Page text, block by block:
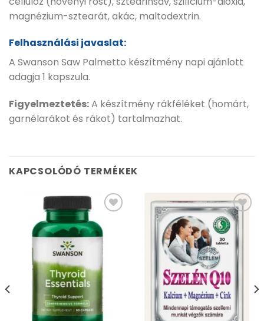
magnézium-sztearát, akác, maltodextrin.
Felhasználási javaslat:
A Swanson Saw Palmetto készítmény napi ajánlott
adagja 1 kapszula.
Figyelmeztetés:A készítmény rákféléket (homárt,
garnélarákot és rákot) tartalmazhat.
KAPCSOLÓDÓ TERMÉKEK
Kívánságlistához
adás
Kívánságlistához
adás